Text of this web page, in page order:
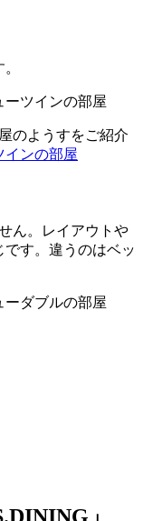
のようすをご紹介
インの部屋
ん。レイアウトや
す。違うのはベッ